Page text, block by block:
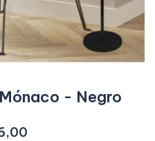
- Negro